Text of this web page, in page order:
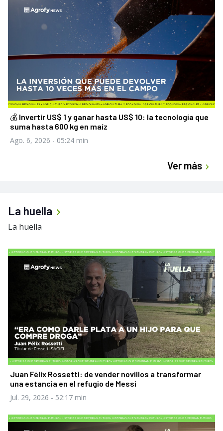
💰 Invertir US$ 1 y ganar hasta US$ 10: la tecnología que
suma hasta 600 kg en maíz
Ago. 6, 2026 - 05:24 min
Ver más
La huella
La huella
Juan Félix Rossetti: de vender novillos a transformar
una estancia en el refugio de Messi
Jul. 29, 2026 - 52:17 min